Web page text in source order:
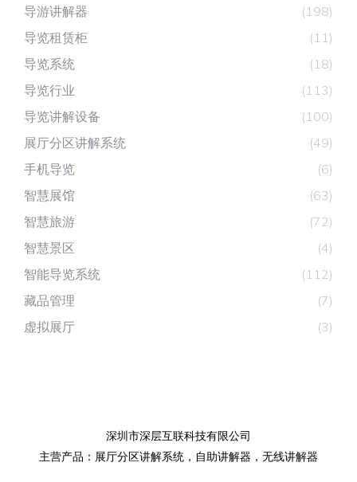
导游讲解器
(198)
导览租赁柜
(11)
导览系统
(18)
导览行业
(113)
导览讲解设备
(100)
展厅分区讲解系统
(49)
手机导览
(6)
智慧展馆
(63)
智慧旅游
(72)
智慧景区
(4)
智能导览系统
(112)
藏品管理
(7)
虚拟展厅
(3)
深圳市深层互联科技有限公司
主营产品： 展厅分区讲解系统 ， 自助讲解器 ， 无线讲解器